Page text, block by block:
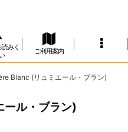
みく
ご利用案内
Blanc (リュミエール・ブラン)
ル・ブラン)